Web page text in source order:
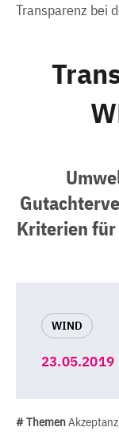
Transparenz bei
Kriterien
WIND
23.05.2019
# Themen